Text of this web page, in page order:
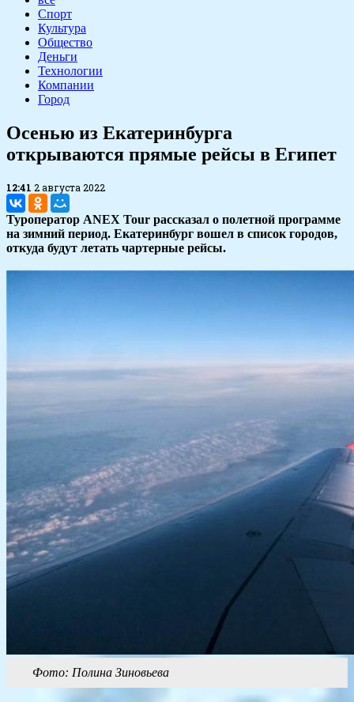
Спорт
Культура
Общество
Деньги
Технологии
Компании
Город
​Осенью из Екатеринбурга
открываются прямые рейсы в Египет
12:41 2 августа 2022
Туроператор ANEX Tour рассказал о полетной программе
на зимний период. Екатеринбург вошел в список городов,
откуда будут летать чартерные рейсы.
Фото: Полина Зиновьева